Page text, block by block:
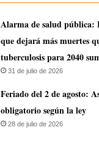
​Alarma de salud pública:
que dejará más muertes
tuberculosis para 2040
31 de julio de 2026
Feriado del 2 de agosto:
obligatorio según la ley
28 de julio de 2026